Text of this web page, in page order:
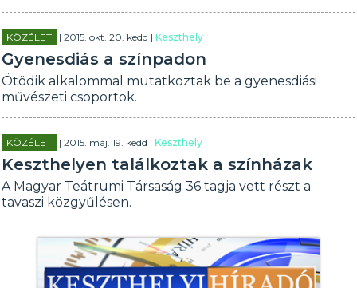
KÖZÉLET | 2015. okt. 20. kedd |Keszthely
Gyenesdiás a színpadon
Ötödik alkalommal mutatkoztak be a gyenesdiási
művészeti csoportok.
KÖZÉLET | 2015. máj. 19. kedd |Keszthely
Keszthelyen találkoztak a színházak
A Magyar Teátrumi Társaság 36 tagja vett részt a
tavaszi közgyűlésen.